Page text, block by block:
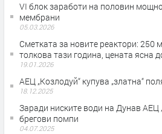
VI блок заработи на половин
мембрани
05.03.2026
Сметката за новите реактори: 250
толкова тази година, цената ясна
19.01.2026
АЕЦ „Козлодуй“ купува „златна“
18.12.2025
Заради ниските води на Дунав АЕЦ
брегови помпи
04.07.2025